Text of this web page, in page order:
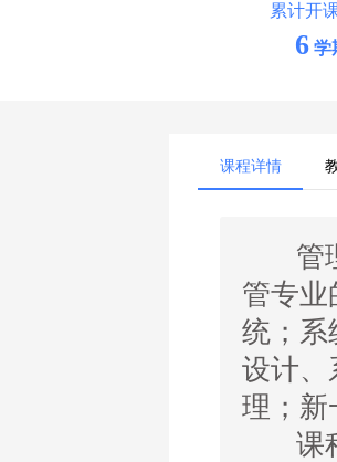
累计开
6 学
课程详情
管理
管专业
统；系
设计、
理；新
课程